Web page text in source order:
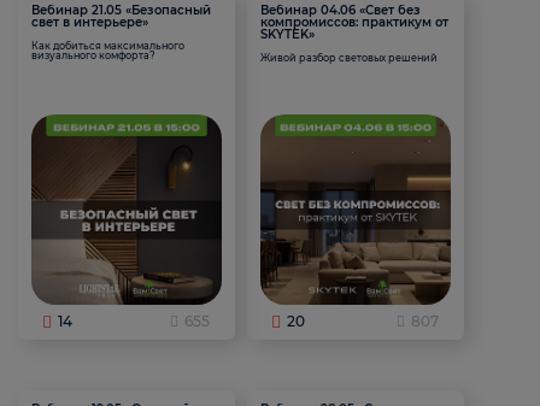
Вебинар 21.05 «Безопасный
свет в интерьере»
Как добиться максимального
визуального комфорта?
14 655
Вебинар 04.06 «Свет без
компромиссов: практикум от
SKYTEK»
Живой разбор световых решений
20 807